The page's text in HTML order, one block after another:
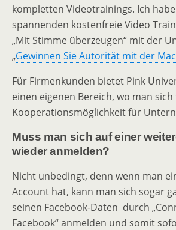
kompletten Videotrainings. Ich
spannenden kostenfreie Video
„Mit Stimme überzeugen“ mit der
„Gewinnen Sie Autorität mit der
Für Firmenkunden bietet Pink
einen eigenen Bereich, wo man
Kooperationsmöglichkeit für
Muss man sich auf einer
wieder anmelden?
Nicht unbedingt, denn wenn man
Account hat, kann man sich sogar
seinen Facebook-Daten durch
Facebook“ anmelden und somit